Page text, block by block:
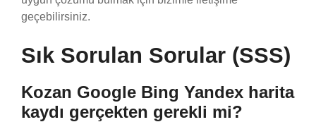
geçebilirsiniz.
Sık Sorulan Sorular (SSS)
Kozan Google Bing Yandex harita
kaydı gerçekten gerekli mi?